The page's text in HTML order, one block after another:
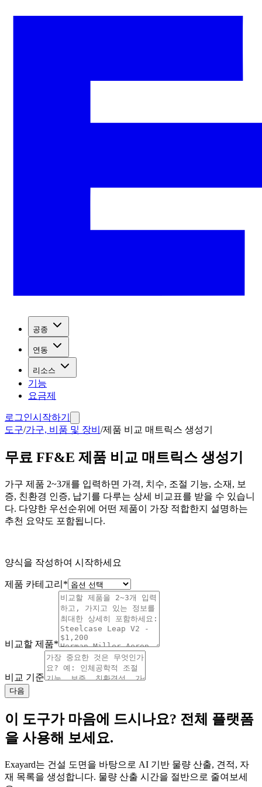
공종
연동
리소스
기능
요금제
로그인시작하기
도구/가구, 비품 및 장비 /제품 비교 매트릭스 생성기
무료 FF&E 제품 비교 매트릭스 생성기
가구 제품 2~3개를 입력하면 가격, 치수, 조절 기능, 소재, 보
증, 친환경 인증, 납기를 다루는 상세 비교표를 받을 수 있습니
다. 다양한 우선순위에 어떤 제품이 가장 적합한지 설명하는
추천 요약도 포함됩니다.
양식을 작성하여 시작하세요
제품 카테고리 *
비교할 제품*
비교 기준
다음
이 도구가 마음에 드시나요? 전체 플랫폼
을 사용해 보세요.
Exayard는 건설 도면을 바탕으로 AI 기반 물량 산출, 견적, 자
재 목록을 생성합니다. 물량 산출 시간을 절반으로 줄여보세